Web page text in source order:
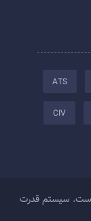
ATS
CIV
سیستم قدرت